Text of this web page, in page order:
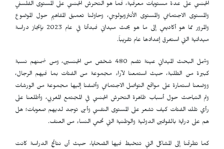
الجنسي على عدة مستويات معرفية، فما هو التحرش الجنسي على المستوى الفلسفي
والمستوى الاجتماعي والمستوى الأنثروبولوجي، وحاولنا تعميق المفاهيم حول الموضوع
والمرور مما هو أكاديمي إلى ما هو بحث ميداني فبدأنا في عام 2023 بإنجاز دراسة
ميدانية التي استغرق إعدادها عام تقريباً.
وشمل البحث الميداني عينة تضم 480 شخص من الجنسين، ومن ضمنهم نسبة
كبيرة من الطلبة، حيث استمعنا لآراء مجموعة من الفئات بما فيهم الرجال،
ووضعنا استمارة على مواقع التواصل الاجتماعي وأضفنا إليها مجموعة من الورشات
وتم التباحث حول أسباب ظاهرة التحرش الجنسي في المجتمع المغربي، وأطلعنا على
رأي تلك الفئات كيف تشعر على المستوى النفسي وأين توجد لديهم صعوبات؛ هل
هم على دراية بالقوانين الدولية والوطنية التي تحمي النساء من العنف.
كما تطرقنا إلى المشاكل التي تتخبط فيها الضحايا، حيث أن نتائج الدراسة كانت